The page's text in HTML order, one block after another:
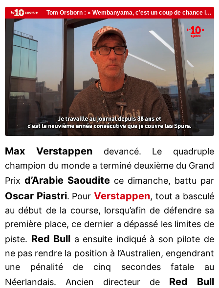
Max Verstappendevancé. Le quadruple
champion du monde a terminé deuxième du Grand
Prix d’Arabie Saoudite ce dimanche, battu par
Oscar Piastri. PourVerstappen, tout a basculé
au début de la course, lorsqu’afin de défendre sa
première place, ce dernier a dépassé les limites de
piste. Red Bull a ensuite indiqué à son pilote de
ne pas rendre la position à l’Australien, engendrant
une pénalité de cinq secondes fatale au
Néerlandais. Ancien directeur de Red Bull